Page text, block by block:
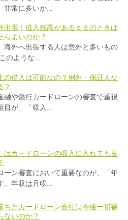
非常に多いか...
出張！借入残高があるままのときは
らよいのか？
海外へ出張する人は意外と多いもの
のような...
の借入は可能なの？例外・保証人な
？
融や銀行カードローンの審査で重視
目が、「収入...
はカードローンの収入に入れても良
ーン審査において重要なのが、「年
。年収は月収...
ちたカードローン会社は今後一切審
ないのか？